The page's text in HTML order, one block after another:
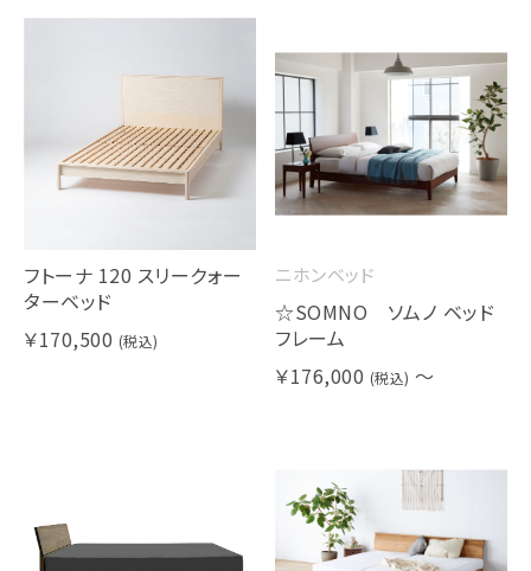
フトーナ 120 スリークォー
ターベッド
￥170,500 (税込)
ニホンベッド
☆SOMNO ソムノ ベッド
フレーム
￥176,000 (税込) ～